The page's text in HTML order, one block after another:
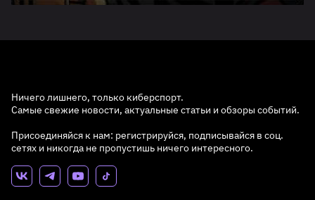
Ничего лишнего, только киберспорт.
Самые свежие новости, актуальные статьи и обзоры событий.
Присоединяйся к нам: регистрируйся, подписывайся в соц.
сетях и никогда не пропустишь ничего интересного.